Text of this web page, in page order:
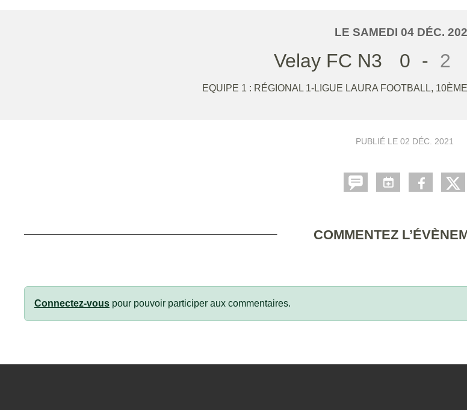
LE SAMEDI 04 DÉC.
Velay FC N3 0 - 2
EQUIPE 1 : RÉGIONAL 1-LIGUE LAURA FOOTBALL,
PUBLIÉ LE 02 DÉC. 2021
COMMENTEZ
Connectez-vous pour pouvoir participer aux commentaires.